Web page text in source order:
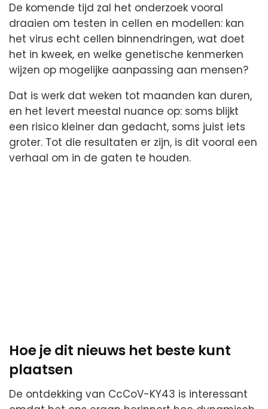
De komende tijd zal het onderzoek vooral
draaien om testen in cellen en modellen: kan
het virus echt cellen binnendringen, wat doet
het in kweek, en welke genetische kenmerken
wijzen op mogelijke aanpassing aan mensen?
Dat is werk dat weken tot maanden kan duren,
en het levert meestal nuance op: soms blijkt
een risico kleiner dan gedacht, soms juist iets
groter. Tot die resultaten er zijn, is dit vooral een
verhaal om in de gaten te houden.
Hoe je dit nieuws het beste kunt
plaatsen
De ontdekking van CcCoV-KY43 is interessant